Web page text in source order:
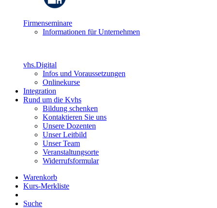
Firmenseminare
Informationen für Unternehmen
vhs.Digital
Infos und Voraussetzungen
Onlinekurse
Integration
Rund um die Kvhs
Bildung schenken
Kontaktieren Sie uns
Unsere Dozenten
Unser Leitbild
Unser Team
Veranstaltungsorte
Widerrufsformular
Warenkorb
Kurs-Merkliste
Suche